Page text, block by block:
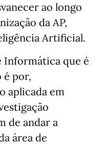
ao longo
da AP,
Artificial.
Informática que é
é por,
aplicada em
de andar a
área de